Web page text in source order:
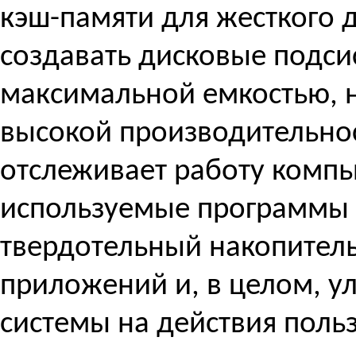
кэш-памяти для жесткого
создавать дисковые
максимальной емкостью,
высокой
отслеживает работу
используемые
твердотельный
приложений и, в целом,
системы на действия